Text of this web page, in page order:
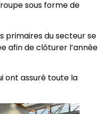
sous forme de
primaires du secteur se
afin de clôturer l’année
ont assuré toute la